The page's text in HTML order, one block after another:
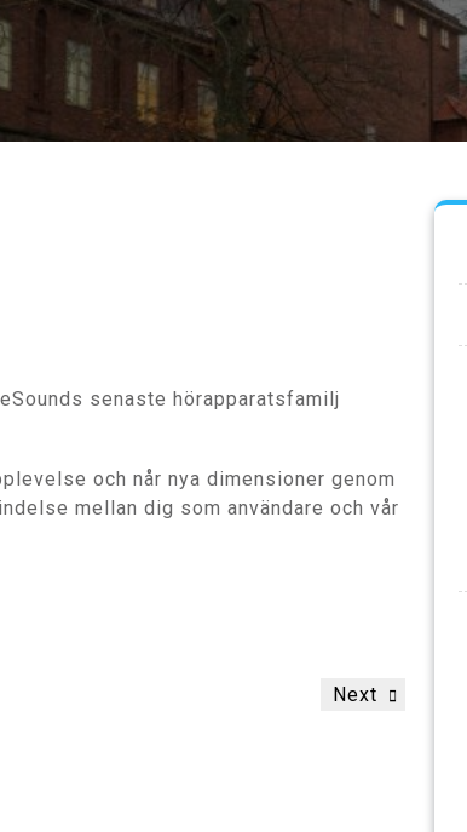
senaste hörapparatsfamilj
och når nya dimensioner genom
mellan dig som användare och vår
Next
Next